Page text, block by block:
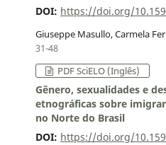
DOI: https://doi.org/
Giuseppe Masullo, Carmela
31-48
PDF SciELO (Inglês)
Gênero, sexualidades e
etnográficas sobre
no Norte do Brasil
DOI: https://doi.org/